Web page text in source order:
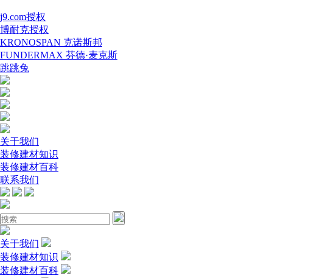
j9.com授权
博耐克授权
KRONOSPAN 克诺斯邦
FUNDERMAX 芬德·麦克斯
跳跳兔
关于我们
装修建材知识
装修建材百科
联系我们
关于我们
装修建材知识
装修建材百科